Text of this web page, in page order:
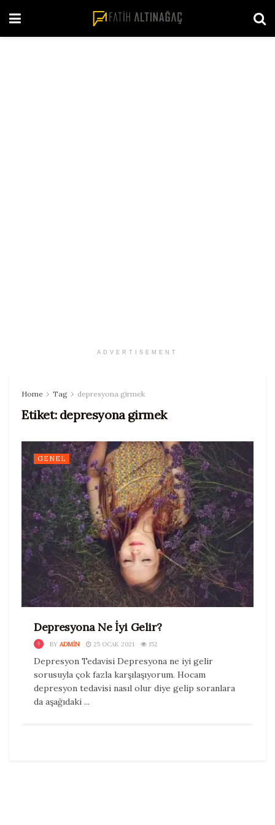
ADVERTISEMENT
Home Tag depresyona girmek
Etiket: depresyona girmek
GENEL
Depresyona Ne İyi Gelir?
BY ADMIN 25 OCAK 2021 152
Depresyon Tedavisi Depresyona ne iyi gelir
sorusuyla çok fazla karşılaşıyorum. Hocam
depresyon tedavisi nasıl olur diye gelip soranlara
da aşağıdaki ...